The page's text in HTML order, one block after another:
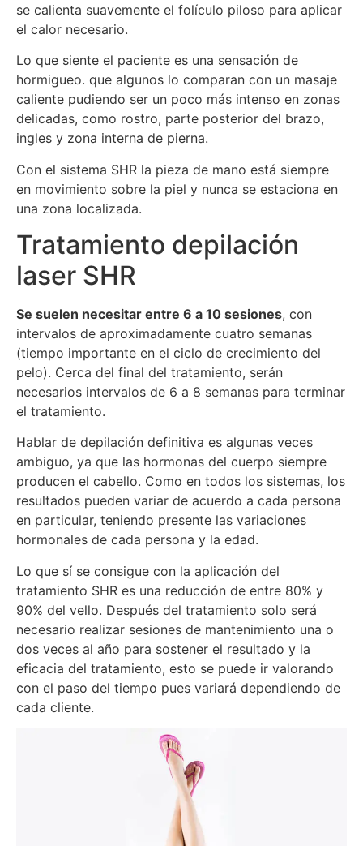
se calienta suavemente el folículo piloso para aplicar
el calor necesario.
Lo que siente el paciente es una sensación de
hormigueo. que algunos lo comparan con un masaje
caliente pudiendo ser un poco más intenso en zonas
delicadas, como rostro, parte posterior del brazo,
ingles y zona interna de pierna.
Con el sistema SHR la pieza de mano está siempre
en movimiento sobre la piel y nunca se estaciona en
una zona localizada.
Tratamiento depilación
laser SHR
Se suelen necesitar entre 6 a 10 sesiones, con
intervalos de aproximadamente cuatro semanas
(tiempo importante en el ciclo de crecimiento del
pelo). Cerca del final del tratamiento, serán
necesarios intervalos de 6 a 8 semanas para terminar
el tratamiento.
Hablar de depilación definitiva es algunas veces
ambiguo, ya que las hormonas del cuerpo siempre
producen el cabello. Como en todos los sistemas, los
resultados pueden variar de acuerdo a cada persona
en particular, teniendo presente las variaciones
hormonales de cada persona y la edad.
Lo que sí se consigue con la aplicación del
tratamiento SHR es una reducción de entre 80% y
90% del vello. Después del tratamiento solo será
necesario realizar sesiones de mantenimiento una o
dos veces al año para sostener el resultado y la
eficacia del tratamiento, esto se puede ir valorando
con el paso del tiempo pues variará dependiendo de
cada cliente.